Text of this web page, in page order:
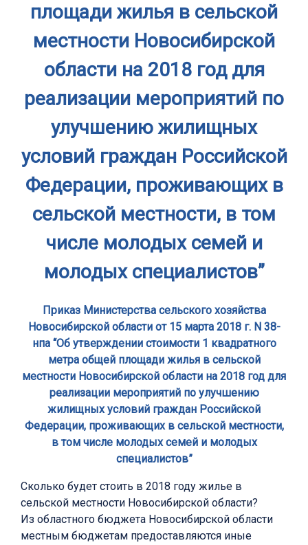
площади жилья в сельской
местности Новосибирской
области на 2018 год для
реализации мероприятий по
улучшению жилищных
условий граждан Российской
Федерации, проживающих в
сельской местности, в том
числе молодых семей и
молодых специалистов”
Приказ Министерства сельского хозяйства
Новосибирской области от 15 марта 2018 г. N 38-
нпа “Об утверждении стоимости 1 квадратного
метра общей площади жилья в сельской
местности Новосибирской области на 2018 год для
реализации мероприятий по улучшению
жилищных условий граждан Российской
Федерации, проживающих в сельской местности,
в том числе молодых семей и молодых
специалистов”
Сколько будет стоить в 2018 году жилье в
сельской местности Новосибирской области?
Из областного бюджета Новосибирской области
местным бюджетам предоставляются иные